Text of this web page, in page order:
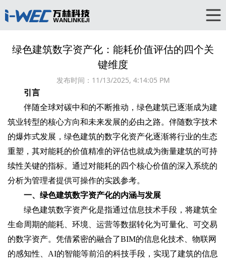
绿色建筑数字资产化：能耗价值评估的四个关
键维度
发布时间： 11/13/2025, 4:14:05 PM
引言
伴随全球对碳中和的不断推动，绿色建筑已逐渐成为建
筑业转型的核心方向和未来发展的必由之路。伴随数字技术
的爆炸式发展，绿色建筑的数字化资产化逐渐将行业的生态
重塑，其对能耗的价值精准的评估也就成为衡量建筑的可持
续性关键的指标。通过对能耗的四个核心价值的深入系统的
分析为管理者提供可操作的实践参考。
一、绿色建筑数字资产化的内涵与发展
绿色建筑数字资产化是指通过信息技术手段，将建筑全
生命周期的能耗、环境、运营等数据转化为可量化、可交易
的数字资产。凭借紧密的融合了BIM的信息化技术、物联网
的感知性、AI的智能等前沿的科技手段，实现了建筑的信息